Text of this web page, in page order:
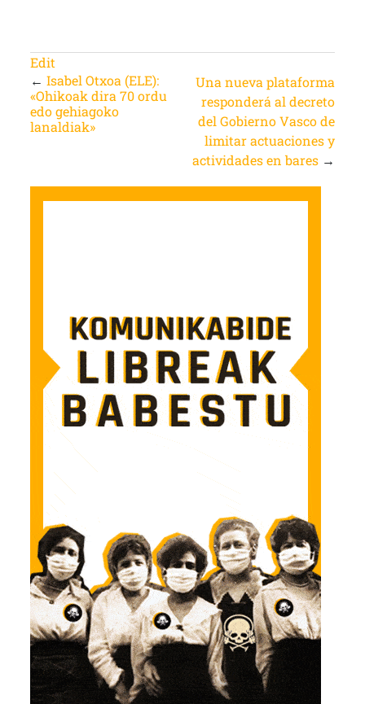
Edit
← Isabel Otxoa (ELE):
«Ohikoak dira 70 ordu
edo gehiagoko
lanaldiak»
Una nueva plataforma
responderá al decreto
del Gobierno Vasco de
limitar actuaciones y
actividades en bares →